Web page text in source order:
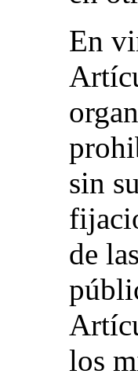
En
sin
de
los